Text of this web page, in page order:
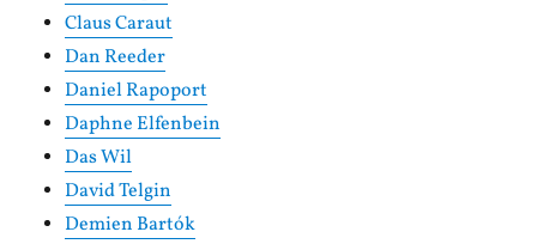
Claus Caraut
Dan Reeder
Daniel Rapoport
Daphne Elfenbein
Das Wil
David Telgin
Demien Bartók